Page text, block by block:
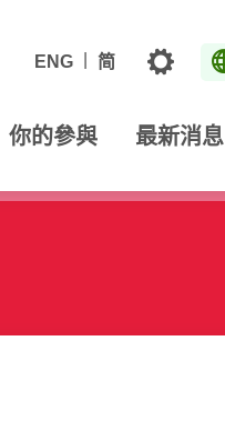
ENG 简 主題
你的參與 最新消息